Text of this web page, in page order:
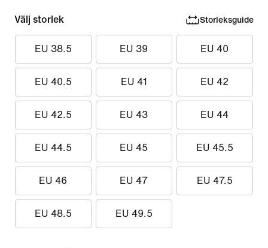
Välj storlek Storleksguide
EU 38.5 EU 39 EU 40
EU 40.5 EU 41 EU 42
EU 42.5 EU 43 EU 44
EU 44.5 EU 45 EU 45.5
EU 46 EU 47 EU 47.5
EU 48.5 EU 49.5